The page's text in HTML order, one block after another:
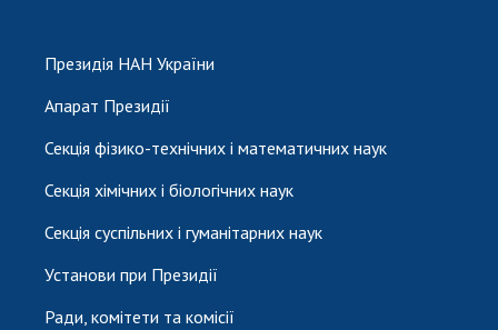
Президія НАН України
Апарат Президії
Секція фізико-технічних і математичних наук
Секція хімічних і біологічних наук
Секція суспільних і гуманітарних наук
Установи при Президії
Ради, комітети та комісії